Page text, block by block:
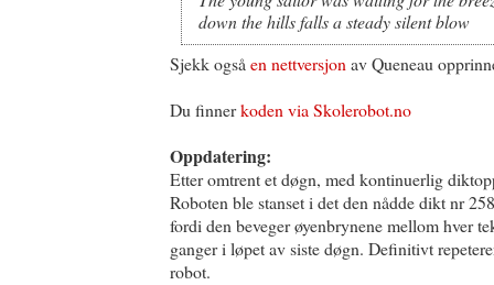
down the hills falls a steady silent blow
Sjekk også en nettversjon av Queneau
Du finnerkoden via Skolerobot.no
Oppdatering:
Etter omtrent et døgn, med kontinuerlig
Roboten ble stanset i det den nådde dikt nr
fordi den beveger øyenbrynene mellom hver
ganger i løpet av siste døgn. Definitivt
robot.